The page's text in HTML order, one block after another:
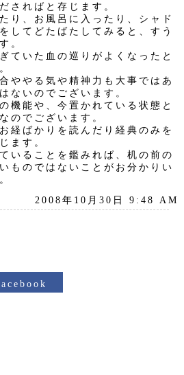
さればと存じます。
り、お風呂に入ったり、シャド
してどたばたしてみると、すう
。
ていた血の巡りがよくなったと
ややる気や精神力も大事ではあ
ないのでございます。
機能や、今置かれている状態と
のでございます。
経ばかりを読んだり経典のみを
ます。
いることを鑑みれば、机の前の
ものではないことがお分かりい
2008年10月30日 9:48 AM